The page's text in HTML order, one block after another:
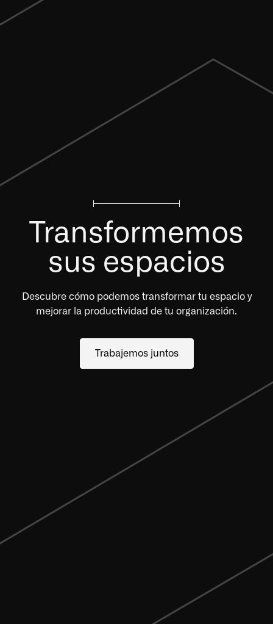
Transformemos
sus espacios
Descubre cómo podemos transformar tu espacio y
mejorar la productividad de tu organización.
Trabajemos juntos